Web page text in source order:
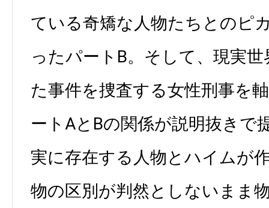
ている奇矯な人物たちとのピ
ったパートB。そして、現実
た事件を捜査する女性刑事を
ートAとBの関係が説明抜きで
実に存在する人物とハイムが
物の区別が判然としないまま